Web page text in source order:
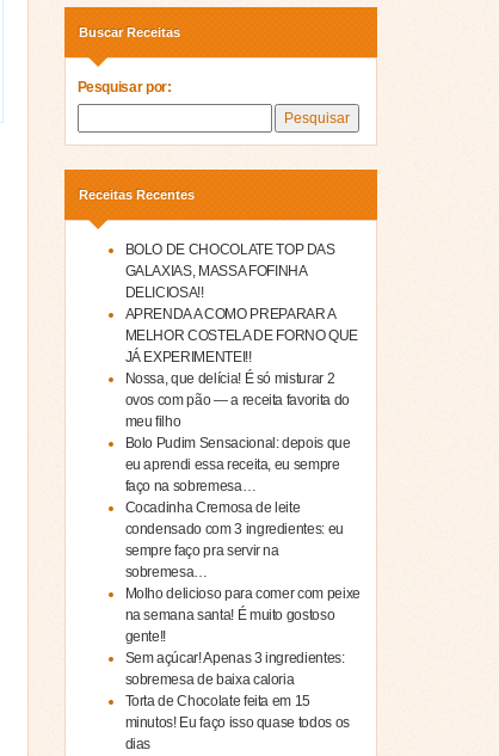
Buscar Receitas
Pesquisar por:
Receitas Recentes
BOLO DE CHOCOLATE TOP DAS
GALAXIAS, MASSA FOFINHA
DELICIOSA!!
APRENDA A COMO PREPARAR A
MELHOR COSTELA DE FORNO QUE
JÁ EXPERIMENTEI!!
Nossa, que delícia! É só misturar 2
ovos com pão — a receita favorita do
meu filho
Bolo Pudim Sensacional: depois que
eu aprendi essa receita, eu sempre
faço na sobremesa…
Cocadinha Cremosa de leite
condensado com 3 ingredientes: eu
sempre faço pra servir na
sobremesa…
Molho delicioso para comer com peixe
na semana santa! É muito gostoso
gente!!
Sem açúcar! Apenas 3 ingredientes:
sobremesa de baixa caloria
Torta de Chocolate feita em 15
minutos! Eu faço isso quase todos os
dias